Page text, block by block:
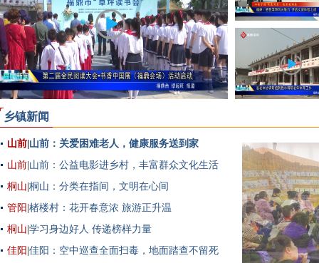
乡镇新闻
山前 山前：关爱困难老人，健康服务送到家
山前 山前：公益电影进乡村，丰富群众文化生活
桐山 桐山：分类在指间，文明在心间
管阳 楮楼村：花开春意浓 旅游正升温
桐山 学习身边好人 传递榜样力量
佳阳 佳阳：空中巡查全面扫毒，地面踏查不留死